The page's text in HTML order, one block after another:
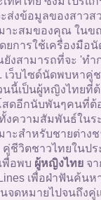
ส่งข้อมูลของสาวส
าะสมของคุณ ใน
ารใช้เครื่องมือนั
งสามารถที่จะ 'ทำ
เว็บไซด์นัดพบหาคู่
นี้เป็นผู้หญิงไทยที่ต้
ดอีกนับพันๆคนที่ต้
งความสัมพันธ์ในร
าะสำหรับชายต่าง
ชีวิตชาวไทยในปร
เพื่อพบ ผู้หญิงไทยจา
เพื่อฝ่าฟันค้นห
จดหมายไปจนถึงคู่